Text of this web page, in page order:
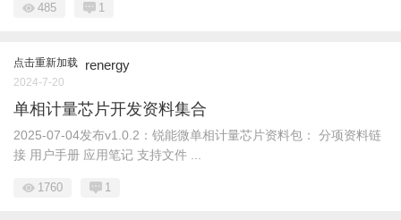
485 1
点击重新加载 renergy
2024-7-20
单相计量芯片开发资料集合
2025-07-04发布v1.0.2：锐能微单相计量芯片资料包： 分项资料链
接 用户手册 应用笔记 支持文件 ...
1760 1